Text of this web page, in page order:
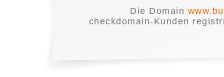
Die Domain
checkdomain-Kunden